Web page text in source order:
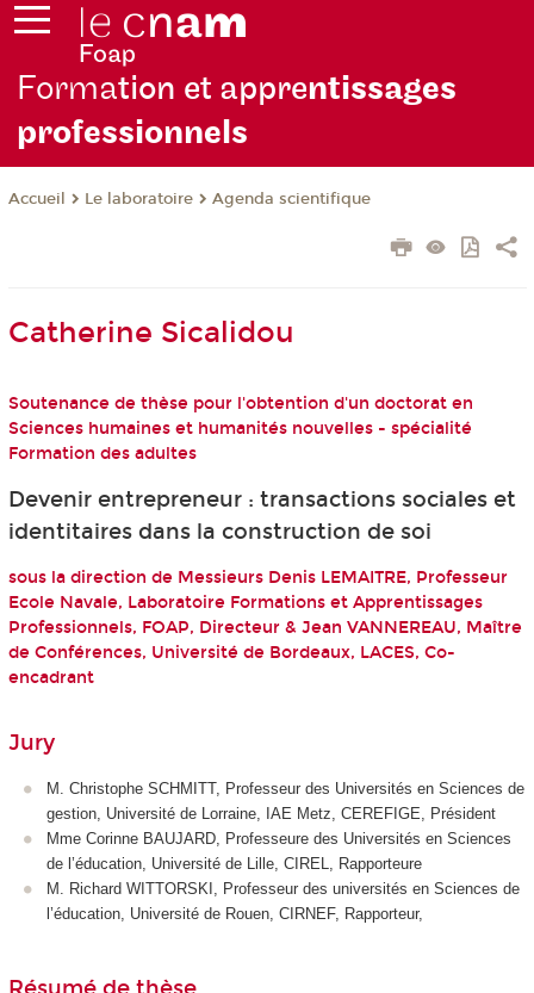
Formation et apprentissages
professionnels
Accueil Le laboratoire Agenda scientifique
Catherine Sicalidou
Soutenance de thèse pour l'obtention d'un doctorat en
Sciences humaines et humanités nouvelles - spécialité
Formation des adultes
Devenir entrepreneur : transactions sociales et
identitaires dans la construction de soi
sous la direction de Messieurs Denis LEMAITRE, Professeur
Ecole Navale, Laboratoire Formations et Apprentissages
Professionnels, FOAP, Directeur & Jean VANNEREAU, Maître
de Conférences, Université de Bordeaux, LACES, Co-
encadrant
Jury
M. Christophe SCHMITT, Professeur des Universités en Sciences de
gestion, Université de Lorraine, IAE Metz, CEREFIGE, Président
Mme Corinne BAUJARD, Professeure des Universités en Sciences
de l’éducation, Université de Lille, CIREL, Rapporteure
M. Richard WITTORSKI, Professeur des universités en Sciences de
l’éducation, Université de Rouen, CIRNEF, Rapporteur,